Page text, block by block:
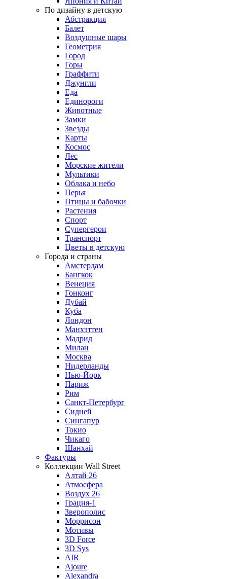
По дизайну в детскую
Абстракция
Балет
Воздушные шары
Геометрия
Город
Горы
Граффити
Джунгли
Еда
Единороги
Животные
Замки
Звезды
Карты
Космос
Лес
Морские жители
Мультики
Облака и небо
Перья
Птицы и бабочки
Растения
Спорт
Супергерои
Транспорт
Цветы в детскую
Города и страны
Амстердам
Бангкок
Венеция
Гонконг
Дубай
Куба
Лондон
Манхэттен
Мадрид
Милан
Москва
Нидерланды
Нью-Йорк
Париж
Рим
Санкт-Петербург
Сидней
Сингапур
Токио
Чикаго
Шанхай
Фактуры
Коллекции Wall Street
Алтай 26
Атмосфера
Воздух 26
Грация-1
Зверополис
Моррисон
Мотивы
3D Force
3D Sys
AIR
Ajoure
Alexandra